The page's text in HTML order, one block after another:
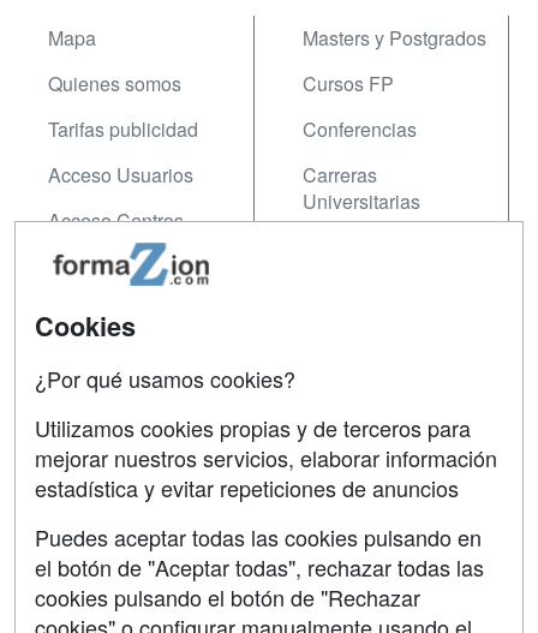
Mapa
Quienes somos
Tarifas publicidad
Acceso Usuarios
Acceso Centros
Masters y Postgrados
Cursos FP
Conferencias
Carreras
Universitarias
Contactar
Copyleft
Grupo formazion:
Cookies
¿Por qué usamos cookies?
Utilizamos cookies propias y de terceros para
mejorar nuestros servicios, elaborar información
estadística y evitar repeticiones de anuncios
Puedes aceptar todas las cookies pulsando en
el botón de "Aceptar todas", rechazar todas las
cookies pulsando el botón de "Rechazar